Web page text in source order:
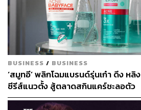
อนึ่ง TIME ยังรายงานว่า รัฐบาลกำลั
เติม เช่น การจำกัดเวลาใช้งานตอนก
ให้พักฟังก์ชันที่สามารถเลื่อนหน้าจอแ
Scrolling) ซึ่งคาดว่า รายละเอียดจะ
2026
ทำไมสหราชอาณาจักรจึงแบนโ
BUSINESS / BUSINESS
‘สมูทอี’ พลิกโฉมแบรนด์รุ่นเก๋า ดึง ห
ซีรีส์แนวตั้ง สู้ตลาดสกินแคร์ชะลอตัว